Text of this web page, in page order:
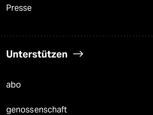
Presse
Unterstützen
abo
genossenschaft